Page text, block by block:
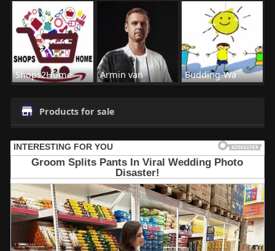
Shops2Home Armin van Budding-Wa
Products for sale